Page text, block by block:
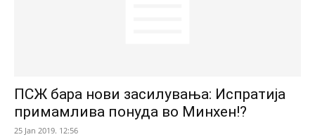
ПСЖ бара нови засилувања: Испратија
примамлива понуда во Минхен!?
25 Jan 2019. 12:56